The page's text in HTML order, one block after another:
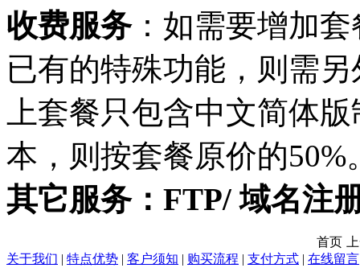
收费服务：如需要增加
已有的特殊功能，则需
上套餐只包含中文简体
本，则按套餐原价的50%
其它服务：FTP/ 域名注
首页
关于我们 | 特点优势 | 客户须知 | 购买流程 | 支付方式 | 在线留言